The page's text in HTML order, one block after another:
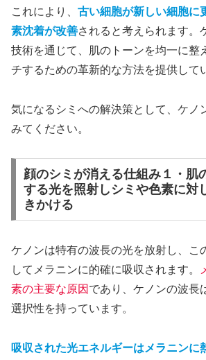
これにより、 古い細胞が新しい細胞に
素沈着が改善されると考えられます。
技術を通じて、肌のトーンを均一に整
チするための革新的な方法を提供して
気になるシミへの解決策として、ケノ
みてください。
顔のシミが消える仕組み１・肌
する光を照射しシミや色素に対
きかける
ケノンは特有の波長の光を放射し、こ
してメラニンに的確に吸収されます。
素の主要な原因 であり、ケノンの波長
選択性を持っています。
吸収された光エネルギーはメラニンに